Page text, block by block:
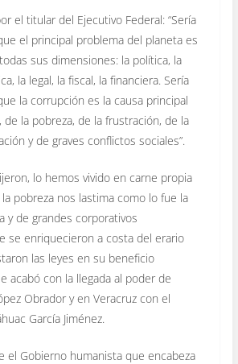
el titular del Ejecutivo Federal: “Sería
el principal problema del planeta es
sus dimensiones: la política, la
la legal, la fiscal, la financiera. Sería
la corrupción es la causa principal
de la pobreza, de la frustración, de la
y de graves conflictos sociales”.
lo hemos vivido en carne propia
pobreza nos lastima como lo fue la
y de grandes corporativos
se enriquecieron a costa del erario
las leyes en su beneficio
acabó con la llegada al poder de
Obrador y en Veracruz con el
García Jiménez.
el Gobierno humanista que encabeza